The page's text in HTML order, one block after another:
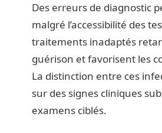
Des erreurs de diagnostic
malgré l’accessibilité des
traitements inadaptés
guérison et favorisent les
La distinction entre ces
sur des signes cliniques
examens ciblés.